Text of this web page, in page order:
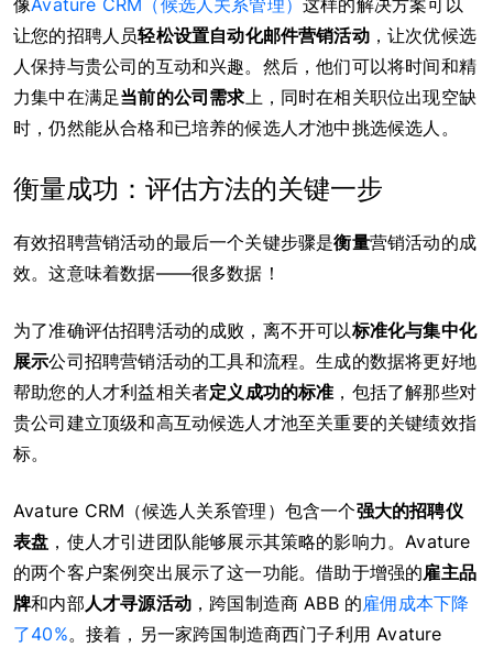
像Avature CRM（候选人关系管理）这样的解决方案可以
让您的招聘人员轻松设置自动化邮件营销活动，让次优候选
人保持与贵公司的互动和兴趣。然后，他们可以将时间和精
力集中在满足当前的公司需求上，同时在相关职位出现空缺
时，仍然能从合格和已培养的候选人才池中挑选候选人。
衡量成功：评估方法的关键一步
有效招聘营销活动的最后一个关键步骤是衡量营销活动的成
效。这意味着数据——很多数据！
为了准确评估招聘活动的成败，离不开可以标准化与集中化
展示公司招聘营销活动的工具和流程。生成的数据将更好地
帮助您的人才利益相关者定义成功的标准 ，包括了解那些对
贵公司建立顶级和高互动候选人才池至关重要的关键绩效指
标。
Avature CRM（候选人关系管理）包含一个强大的招聘仪
表盘 ，使人才引进团队能够展示其策略的影响力。Avature
的两个客户案例突出展示了这一功能。借助于增强的雇主品
牌和内部人才寻源活动，跨国制造商 ABB 的雇佣成本下降
了40%。接着，另一家跨国制造商西门子利用 Avature